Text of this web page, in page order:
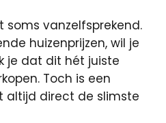
soms vanzelfsprekend.
huizenprijzen, wil je
je dat dit hét juiste
Toch is een
altijd direct de slimste
oversluiten
Actuele
rente
Hoeveel
ik lenen?